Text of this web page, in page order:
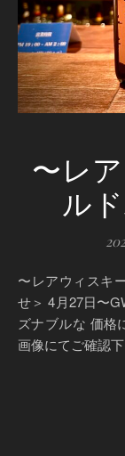
〜レ
ル
〜レアウィスキー＆オールドボトル販売〜 ＜特別なお知ら
せ＞ 4月27日〜
ズナブルな 価格
画像にてご確認